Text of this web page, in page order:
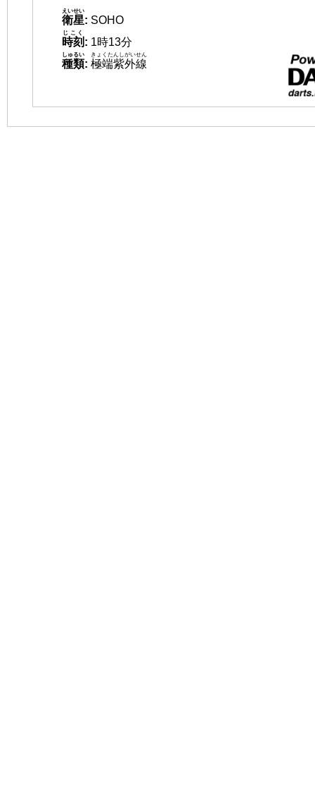
衛星
えいせい
: SOHO
時刻
じこく
: 1時13分
種類
しゅるい
: 極端紫外線
きょくたんしがいせん